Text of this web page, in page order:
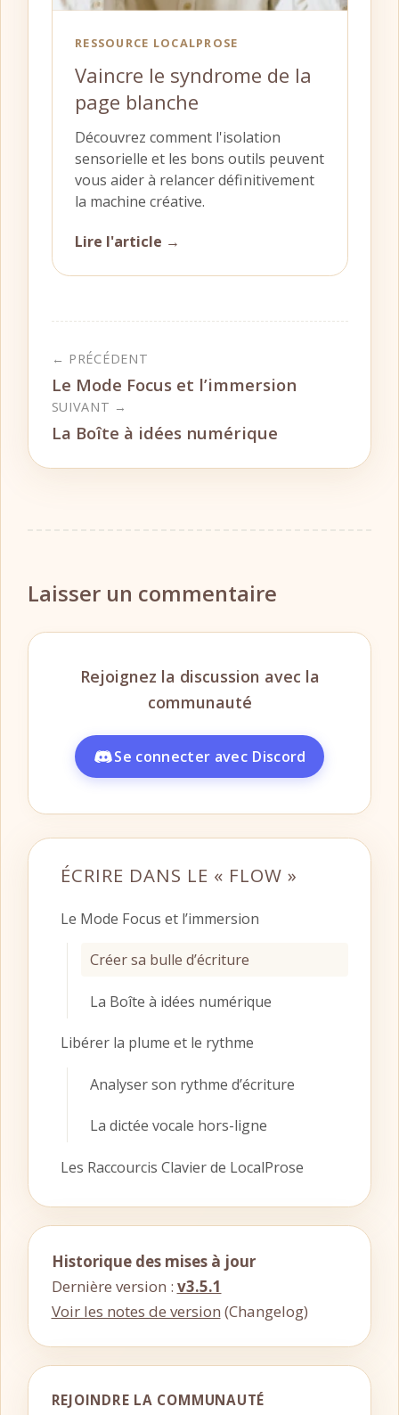
RESSOURCE LOCALPROSE
Vaincre le syndrome de la
page blanche
Découvrez comment l'isolation
sensorielle et les bons outils peuvent
vous aider à relancer définitivement
la machine créative.
Lire l'article →
← PRÉCÉDENT
Le Mode Focus et l’immersion
SUIVANT →
La Boîte à idées numérique
Laisser un commentaire
ÉCRIRE DANS LE « FLOW »
Le Mode Focus et l’immersion
Créer sa bulle d’écriture
La Boîte à idées numérique
Libérer la plume et le rythme
Analyser son rythme d’écriture
La dictée vocale hors-ligne
Les Raccourcis Clavier de LocalProse
Historique des mises à jour
Dernière version : v3.5.1
Voir les notes de version (Changelog)
REJOINDRE LA COMMUNAUTÉ